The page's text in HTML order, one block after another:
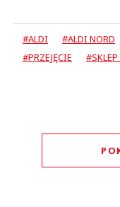
#ALDI #ALDI NORD
#PRZEJĘCIE